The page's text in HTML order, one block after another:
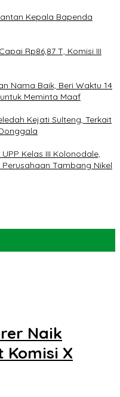
Kepala Bapenda
Rp86,87 T, Komisi III
Nama Baik, Beri Waktu 14
Meminta Maaf
Kejati Sulteng, Terkait
Kelas III Kolonodale,
Tambang Nikel
Naik
Komisi X